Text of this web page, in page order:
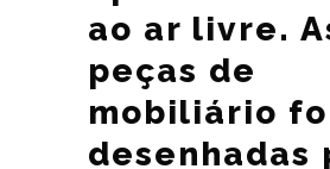
ao ar livre.
peças de
mobiliário
desenhadas